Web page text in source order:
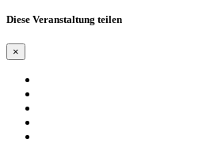
Diese Veranstaltung teilen
×